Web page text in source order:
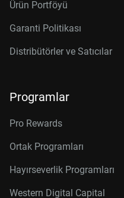
Ürün Portföyü
Garanti Politikası
Distribütörler ve Satıcılar
Programlar
Pro Rewards
Ortak Programları
Hayırseverlik Programları
Western Digital Capital